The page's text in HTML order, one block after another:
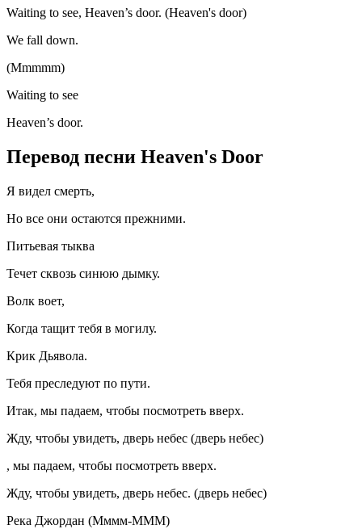
Waiting to see, Heaven’s door. (Heaven's door)
We fall down.
(Mmmmm)
Waiting to see
Heaven’s door.
Перевод песни Heaven's Door
Я видел смерть,
Но все они остаются прежними.
Питьевая тыква
Течет сквозь синюю дымку.
Волк воет,
Когда тащит тебя в могилу.
Крик Дьявола.
Тебя преследуют по пути.
Итак, мы падаем, чтобы посмотреть вверх.
Жду, чтобы увидеть, дверь небес (дверь небес)
, мы падаем, чтобы посмотреть вверх.
Жду, чтобы увидеть, дверь небес. (дверь небес)
Река Джордан (Мммм-МММ)